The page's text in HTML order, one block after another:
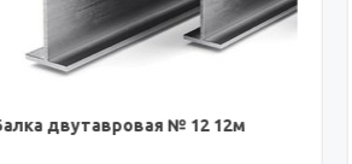
двутавровая № 12 12м